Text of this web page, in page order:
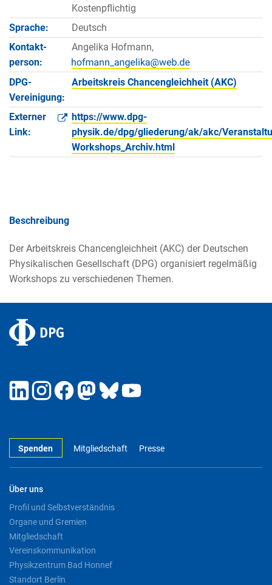
Kostenpflichtig
Sprache:
Deutsch
Kontakt­
person:
Angelika Hofmann,
DPG-
Vereinigung:
Arbeitskreis Chancengleichheit (AKC)
Externer
Link:
https://www.dpg-
physik.de/dpg/gliederung/ak/akc/
Workshops_Archiv.html
Beschreibung
Der Arbeitskreis Chancengleichheit (AKC) der Deutschen
Physikalischen Gesellschaft (DPG) organisiert regelmäßig
Workshops zu verschiedenen Themen.
Spenden Mitgliedschaft Presse
Über uns
Profil und Selbstverständnis
Organe und Gremien
Mitgliedschaft
Vereinskommunikation
Physikzentrum Bad Honnef
Standort Berlin